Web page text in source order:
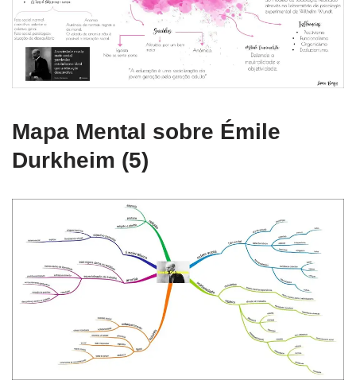
Mapa Mental sobre Émile
Durkheim (5)